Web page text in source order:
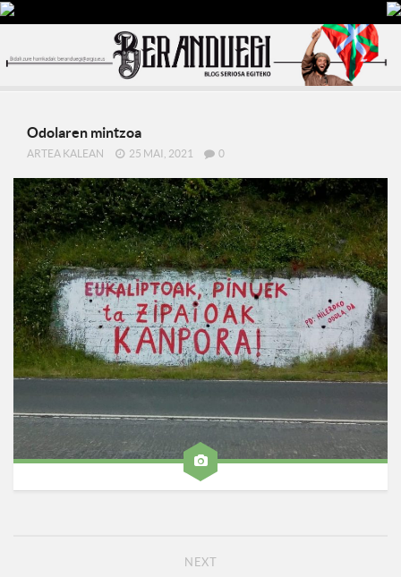
Odolaren mintzoa
ARTEA KALEAN 25 MAI, 2021 0
NEXT